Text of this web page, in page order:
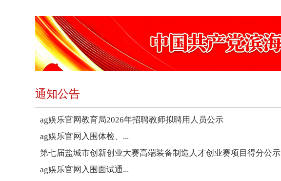
通知公告
ag娱乐官网教育局2026年招聘教师拟聘用人员公示
ag娱乐官网入围体检、...
第七届盐城市创新创业大赛高端装备制造人才创业赛项目得分公示
ag娱乐官网入围面试通...